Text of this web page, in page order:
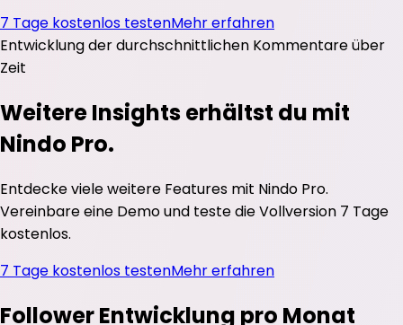
7 Tage kostenlos testenMehr erfahren
Entwicklung der durchschnittlichen Kommentareüber
Zeit
Weitere Insights erhältst du mit
Nindo Pro.
Entdecke viele weitere Features mit Nindo Pro.
Vereinbare eine Demo und teste die Vollversion 7 Tage
kostenlos.
7 Tage kostenlos testenMehr erfahren
Follower Entwicklung pro Monat